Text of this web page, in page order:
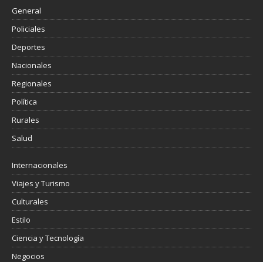
General
Policiales
Deportes
Nacionales
Regionales
Política
Rurales
Salud
Internacionales
Viajes y Turismo
Culturales
Estilo
Ciencia y Tecnología
Negocios